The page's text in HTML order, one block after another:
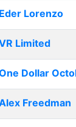
Eder Lorenzo
Limited
Dollar
Freedman